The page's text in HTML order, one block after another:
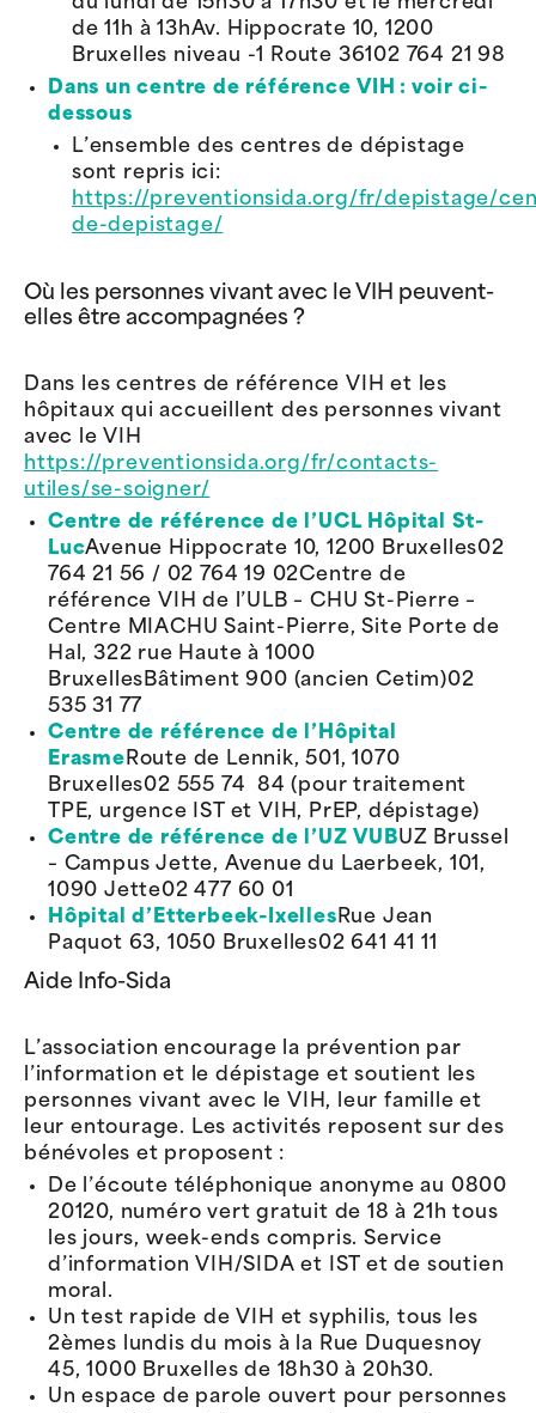
du lundi de 15h30 à 17h30 et le mercredi
de 11h à 13hAv. Hippocrate 10, 1200
Bruxelles niveau -1 Route 36102 764 21 98
Dans un centre de référence VIH : voir ci-
dessous
L’ensemble des centres de dépistage
sont repris ici:
https://preventionsida.org/fr/depistage/
de-depistage/
Où les personnes vivant avec le VIH peuvent-
elles être accompagnées ?
Dans les centres de référence VIH et les
hôpitaux qui accueillent des personnes vivant
avec le VIH
https://preventionsida.org/fr/contacts-
utiles/se-soigner/
Centre de référence de l’UCL Hôpital St-
LucAvenue Hippocrate 10, 1200 Bruxelles02
764 21 56 / 02 764 19 02Centre de
référence VIH de l’ULB – CHU St-Pierre –
Centre MIACHU Saint-Pierre, Site Porte de
Hal, 322 rue Haute à 1000
BruxellesBâtiment 900 (ancien Cetim)02
535 31 77
Centre de référence de l’Hôpital
ErasmeRoute de Lennik, 501, 1070
Bruxelles02 555 74 84 (pour traitement
TPE, urgence IST et VIH, PrEP, dépistage)
Centre de référence de l’UZ VUBUZ Brussel
– Campus Jette, Avenue du Laerbeek, 101,
1090 Jette02 477 60 01
Hôpital d’Etterbeek-IxellesRue Jean
Paquot 63, 1050 Bruxelles02 641 41 11
Aide Info-Sida
L’association encourage la prévention par
l’information et le dépistage et soutient les
personnes vivant avec le VIH, leur famille et
leur entourage. Les activités reposent sur des
bénévoles et proposent :
De l’écoute téléphonique anonyme au 0800
20120, numéro vert gratuit de 18 à 21h tous
les jours, week-ends compris. Service
d’information VIH/SIDA et IST et de soutien
moral.
Un test rapide de VIH et syphilis, tous les
2èmes lundis du mois à la Rue Duquesnoy
45, 1000 Bruxelles de 18h30 à 20h30.
Un espace de parole ouvert pour personnes